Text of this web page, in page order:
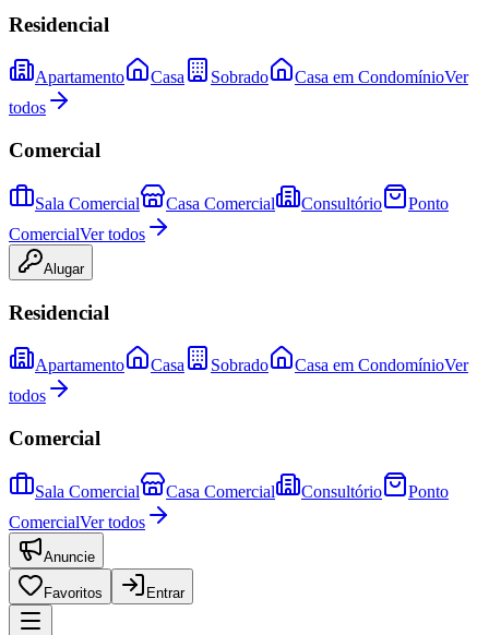
Residencial
Apartamento Casa Sobrado Casa em CondomínioVer
todos
Comercial
Sala Comercial Casa Comercial Consultório
Ponto
ComercialVer todos
Alugar
Residencial
Apartamento Casa Sobrado Casa em CondomínioVer
todos
Comercial
Sala Comercial Casa Comercial Consultório
Ponto
ComercialVer todos
Anuncie
Favoritos Entrar